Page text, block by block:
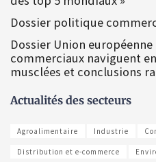
Dossier politique
Dossier Union
commerciaux naviguent
musclées et conclusions
Actualités des secteurs
Agroalimentaire Industrie
Distribution et e-commerce